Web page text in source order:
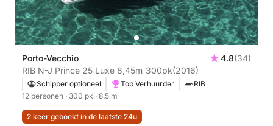
Porto-Vecchio 4.8(34)
RIB N-J Prince 25 Luxe 8,45m 300pk(2016)
Schipper optioneel Top Verhuurder
RIB
12 personen · 300 pk · 8.5 m
2 keer geboekt in de laatste 24u